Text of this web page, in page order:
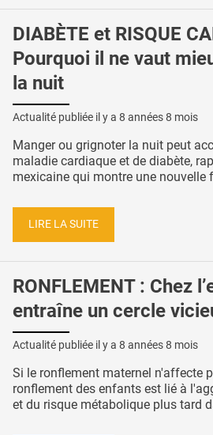
DIABÈTE et RISQUE
Pourquoi il ne vaut
la nuit
Actualité publiée il y a 8 années 8 mois
Manger ou grignoter la nuit peut
maladie cardiaque et de diabète,
mexicaine qui montre une nouvelle
LIRE LA SUITE
RONFLEMENT : Chez
entraîne un cercle
Actualité publiée il y a 8 années 8 mois
Si le ronflement maternel n'affecte
ronflement des enfants est lié à
et du risque métabolique plus tard